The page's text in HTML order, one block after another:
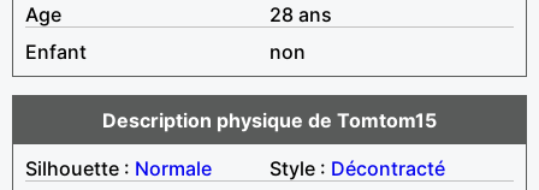
Age
28 ans
Enfant
non
Description physique de Tomtom15
Silhouette : Normale Style : Décontracté